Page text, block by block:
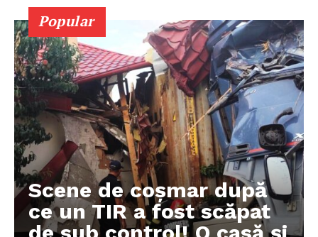
Popular
Scene de coșmar după
ce un TIR a fost scăpat